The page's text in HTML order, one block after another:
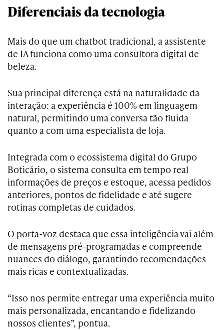
Diferenciais da tecnologia
Mais do que um chatbot tradicional, a assistente
de IA funciona como uma consultora digital de
beleza.
Sua principal diferença está na naturalidade da
interação: a experiência é 100% em linguagem
natural, permitindo uma conversa tão fluida
quanto a com uma especialista de loja.
Integrada com o ecossistema digital do Grupo
Boticário, o sistema consulta em tempo real
informações de preços e estoque, acessa pedidos
anteriores, pontos de fidelidade e até sugere
rotinas completas de cuidados.
O porta-voz destaca que essa inteligência vai além
de mensagens pré-programadas e compreende
nuances do diálogo, garantindo recomendações
mais ricas e contextualizadas.
“Isso nos permite entregar uma experiência muito
mais personalizada, encantando e fidelizando
nossos clientes”, pontua.